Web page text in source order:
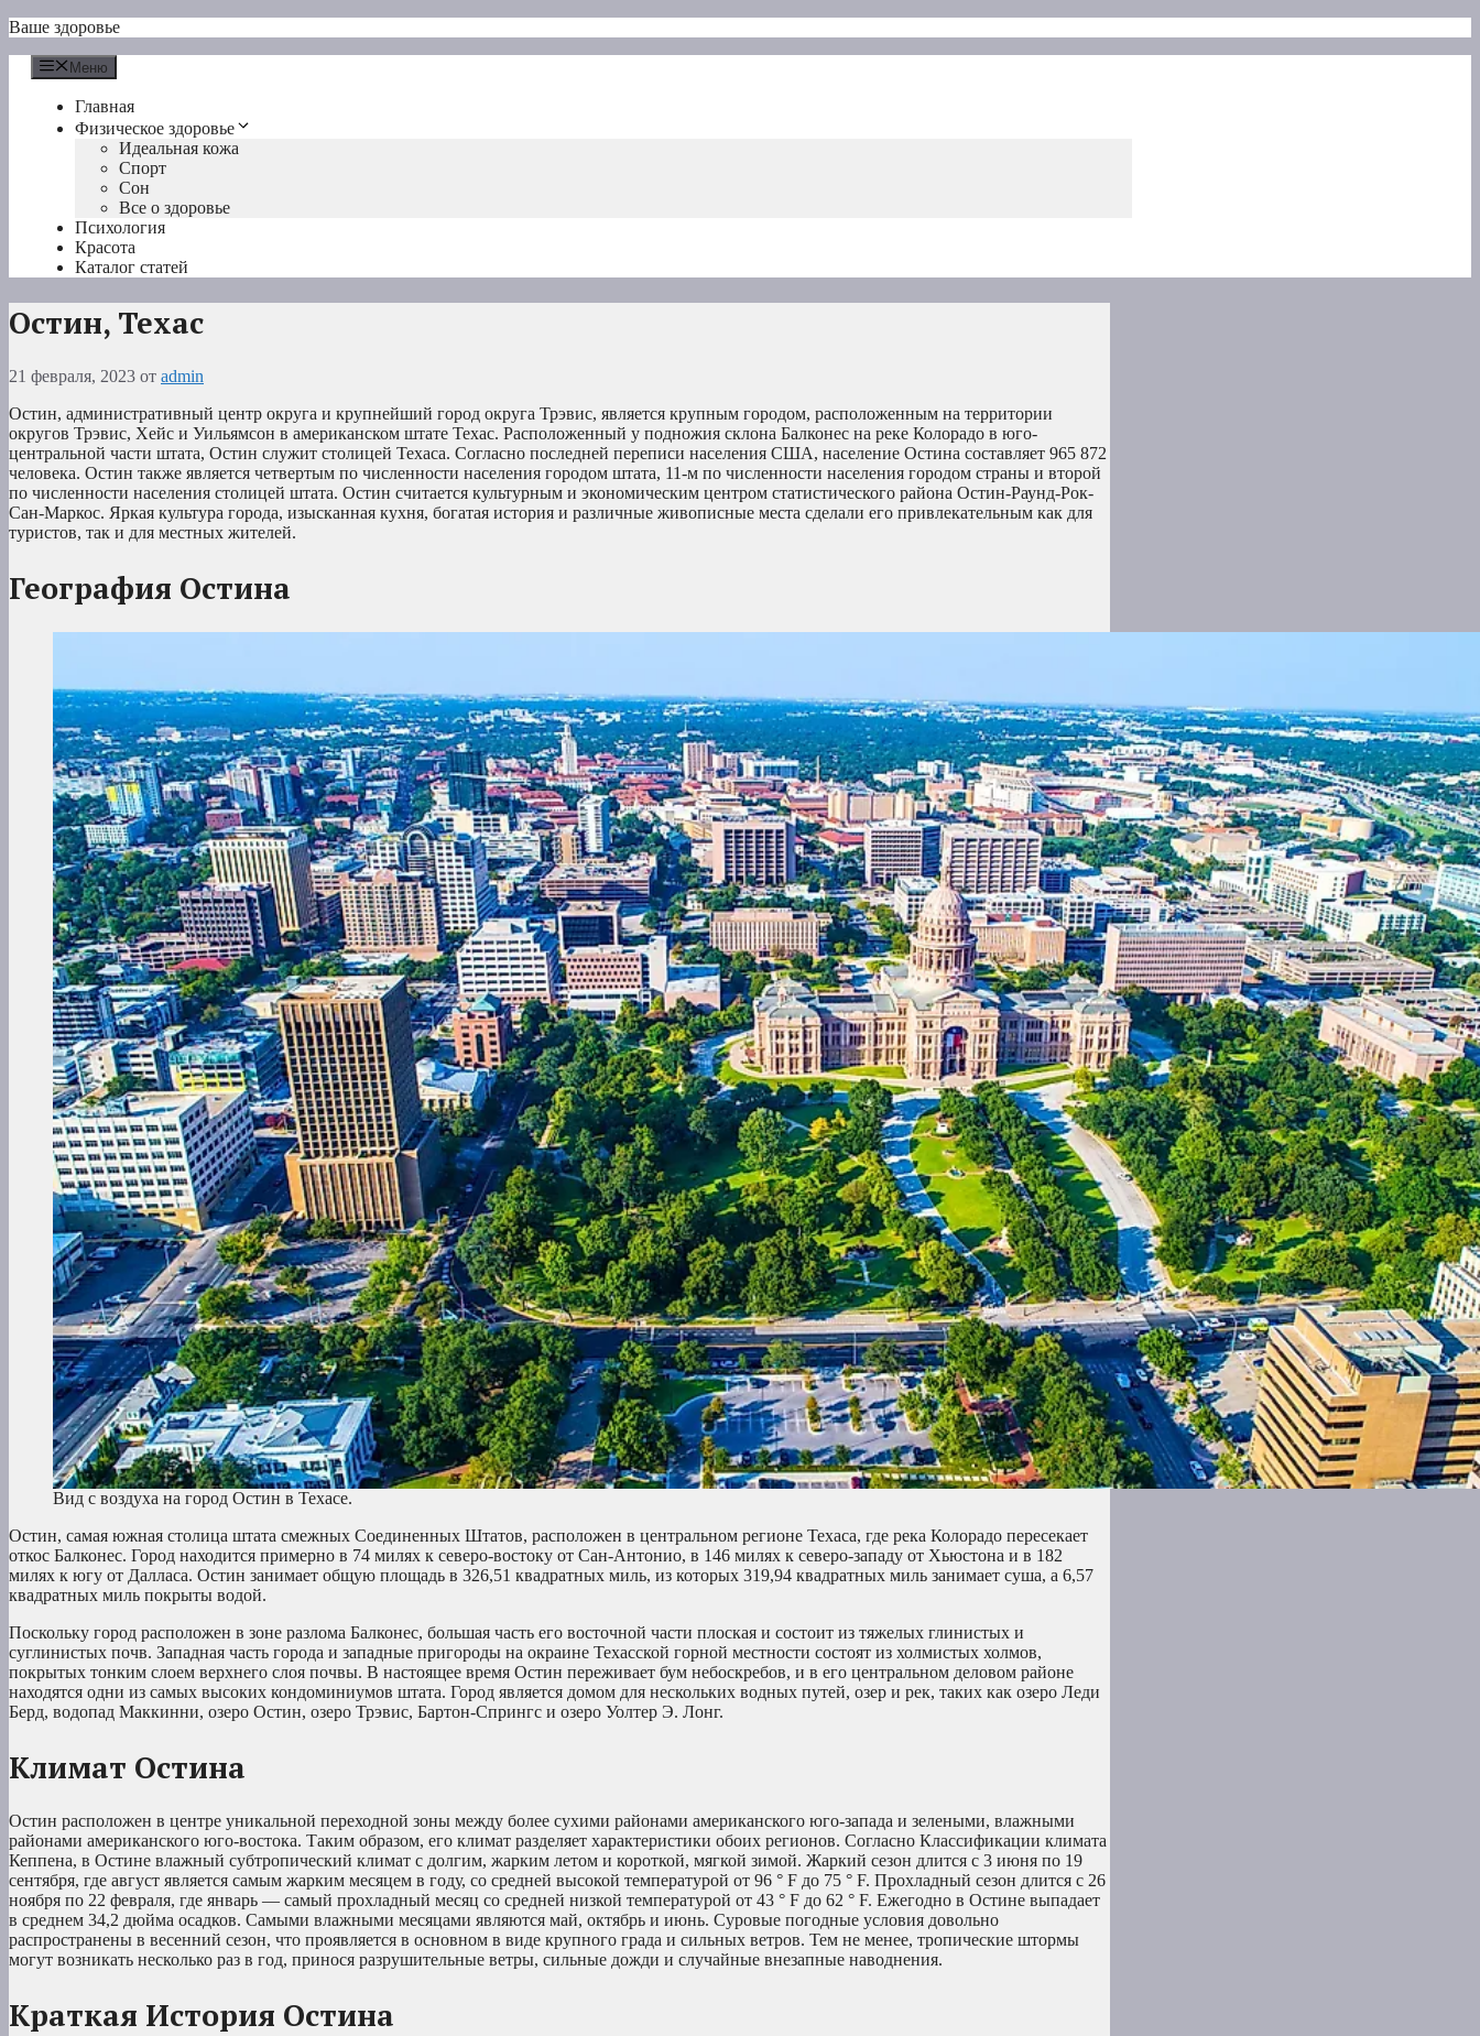
Перейти
содержимому
Ваше здоровье
Меню
Главная
Физическое здоровье
Идеальная кожа
Спорт
Сон
Все о здоровье
Психология
Красота
Каталог статей
Остин, Техас
21 февраля, 2023 от admin
Остин, административный центр округа и крупнейший город округа Трэвис, является крупным городом, расположенным на территории
округов Трэвис, Хейс и Уильямсон в американском штате Техас. Расположенный у подножия склона Балконес на реке Колорадо в юго-
центральной части штата, Остин служит столицей Техаса. Согласно последней переписи населения США, население Остина составляет 965 872
человека. Остин также является четвертым по численности населения городом штата, 11-м по численности населения городом страны и второй
по численности населения столицей штата. Остин считается культурным и экономическим центром статистического района Остин-Раунд-Рок-
Сан-Маркос. Яркая культура города, изысканная кухня, богатая история и различные живописные места сделали его привлекательным как для
туристов, так и для местных жителей.
География Остина
Вид с воздуха на город Остин в Техасе.
Остин, самая южная столица штата смежных Соединенных Штатов, расположен в центральном регионе Техаса, где река Колорадо пересекает
откос Балконес. Город находится примерно в 74 милях к северо-востоку от Сан-Антонио, в 146 милях к северо-западу от Хьюстона и в 182
милях к югу от Далласа. Остин занимает общую площадь в 326,51 квадратных миль, из которых 319,94 квадратных миль занимает суша, а 6,57
квадратных миль покрыты водой.
Поскольку город расположен в зоне разлома Балконес, большая часть его восточной части плоская и состоит из тяжелых глинистых и
суглинистых почв. Западная часть города и западные пригороды на окраине Техасской горной местности состоят из холмистых холмов,
покрытых тонким слоем верхнего слоя почвы. В настоящее время Остин переживает бум небоскребов, и в его центральном деловом районе
находятся одни из самых высоких кондоминиумов штата. Город является домом для нескольких водных путей, озер и рек, таких как озеро Леди
Берд, водопад Маккинни, озеро Остин, озеро Трэвис, Бартон-Спрингс и озеро Уолтер Э. Лонг.
Климат Остина
Остин расположен в центре уникальной переходной зоны между более сухими районами американского юго-запада и зелеными, влажными
районами американского юго-востока. Таким образом, его климат разделяет характеристики обоих регионов. Согласно Классификации климата
Кеппена, в Остине влажный субтропический климат с долгим, жарким летом и короткой, мягкой зимой. Жаркий сезон длится с 3 июня по 19
сентября, где август является самым жарким месяцем в году, со средней высокой температурой от 96 ° F до 75 ° F. Прохладный сезон длится с 26
ноября по 22 февраля, где январь — самый прохладный месяц со средней низкой температурой от 43 ° F до 62 ° F. Ежегодно в Остине выпадает
в среднем 34,2 дюйма осадков. Самыми влажными месяцами являются май, октябрь и июнь. Суровые погодные условия довольно
распространены в весенний сезон, что проявляется в основном в виде крупного града и сильных ветров. Тем не менее, тропические штормы
могут возникать несколько раз в год, принося разрушительные ветры, сильные дожди и случайные внезапные наводнения.
Краткая История Остина